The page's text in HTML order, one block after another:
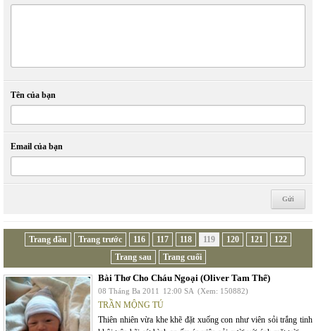
Tên của bạn
Email của bạn
Trang đầu Trang trước 116 117 118 119 120 121
122
Trang sau
Trang cuối
Bài Thơ Cho Cháu Ngoại (Oliver Tam Thể)
08 Tháng Ba 2011 12:00 SA (Xem: 150882)
TRẦN MỘNG TÚ
Thiên nhiên vừa khe khẽ đặt xuống con như viên sỏi trắng tinh